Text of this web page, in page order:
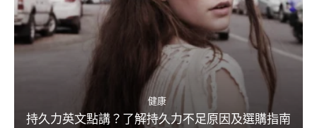
健康
持久力英文點講？了解持久力不足原因及選購指南